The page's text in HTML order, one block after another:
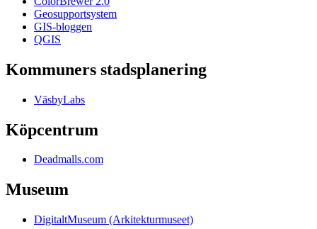
Geosupportsystem
GIS-bloggen
QGIS
Kommuners stadsplanering
VäsbyLabs
Köpcentrum
Deadmalls.com
Museum
DigitaltMuseum (Arkitekturmuseet)